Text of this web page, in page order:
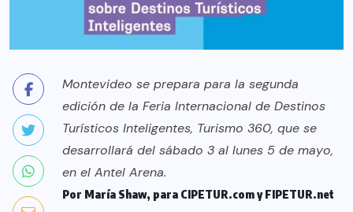
Montevideo se prepara para la segunda
edición de la Feria Internacional de Destinos
Turísticos Inteligentes, Turismo 360, que se
desarrollará del sábado 3 al lunes 5 de mayo,
en el Antel Arena.
Por María Shaw, para CIPETUR.com y FIPETUR.net